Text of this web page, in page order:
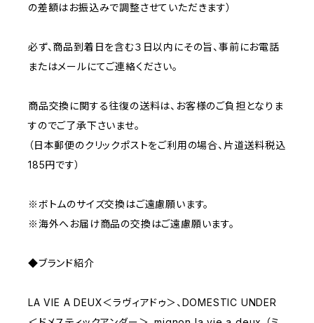
の差額はお振込みで調整させていただきます）
必ず、商品到着日を含む３日以内にその旨、事前にお電話
またはメールにてご連絡ください。
商品交換に関する往復の送料は、お客様のご負担となりま
すのでご了承下さいませ。
（日本郵便のクリックポストをご利用の場合、片道送料税込
185円です）
※ボトムのサイズ交換はご遠慮願います。
※海外へお届け商品の交換はご遠慮願います。
◆ブランド紹介
LA VIE A DEUX＜ラヴィアドゥ＞、DOMESTIC UNDER